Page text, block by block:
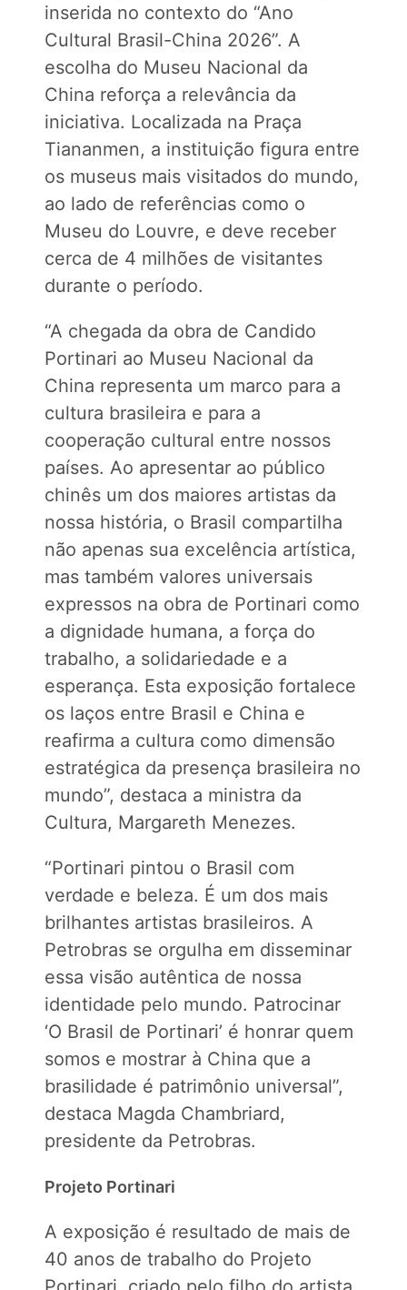
inserida no contexto do “Ano
Cultural Brasil-China 2026”. A
escolha do Museu Nacional da
China reforça a relevância da
iniciativa. Localizada na Praça
Tiananmen, a instituição figura entre
os museus mais visitados do mundo,
ao lado de referências como o
Museu do Louvre, e deve receber
cerca de 4 milhões de visitantes
durante o período.
“A chegada da obra de Candido
Portinari ao Museu Nacional da
China representa um marco para a
cultura brasileira e para a
cooperação cultural entre nossos
países. Ao apresentar ao público
chinês um dos maiores artistas da
nossa história, o Brasil compartilha
não apenas sua excelência artística,
mas também valores universais
expressos na obra de Portinari como
a dignidade humana, a força do
trabalho, a solidariedade e a
esperança. Esta exposição fortalece
os laços entre Brasil e China e
reafirma a cultura como dimensão
estratégica da presença brasileira no
mundo”, destaca a ministra da
Cultura, Margareth Menezes.
“Portinari pintou o Brasil com
verdade e beleza. É um dos mais
brilhantes artistas brasileiros. A
Petrobras se orgulha em disseminar
essa visão autêntica de nossa
identidade pelo mundo. Patrocinar
‘O Brasil de Portinari’ é honrar quem
somos e mostrar à China que a
brasilidade é patrimônio universal”,
destaca Magda Chambriard,
presidente da Petrobras.
Projeto Portinari
A exposição é resultado de mais de
40 anos de trabalho do Projeto